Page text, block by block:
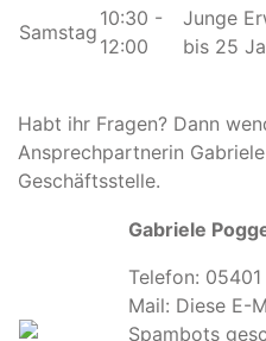
Samstag
10:30 -
12:00
Junge
bis 25
Habt ihr Fragen? Dann
Ansprechpartnerin
Geschäftsstelle.
Gabriele
Telefon:
Mail: Diese E-
Spambots